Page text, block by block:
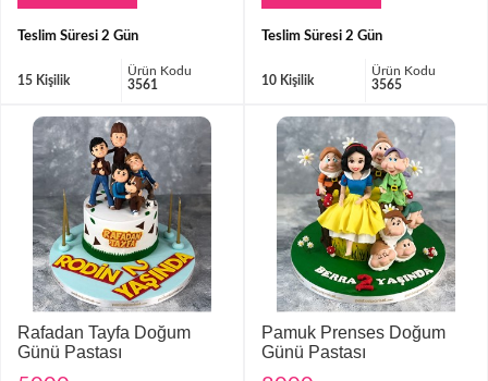
Teslim Süresi 2 Gün
15 Kişilik
Ürün Kodu
3561
Teslim Süresi 2 Gün
10 Kişilik
Ürün Kodu
3565
Rafadan Tayfa Doğum
Günü Pastası
Pamuk Prenses Doğum
Günü Pastası